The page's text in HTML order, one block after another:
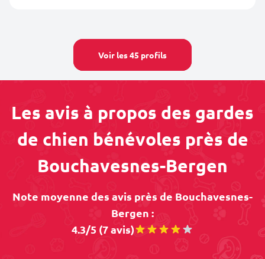
Voir les 45 profils
Les avis à propos des gardes
de chien bénévoles près de
Bouchavesnes-Bergen
Note moyenne des avis près de Bouchavesnes-
Bergen :
4.3/5 (7 avis)